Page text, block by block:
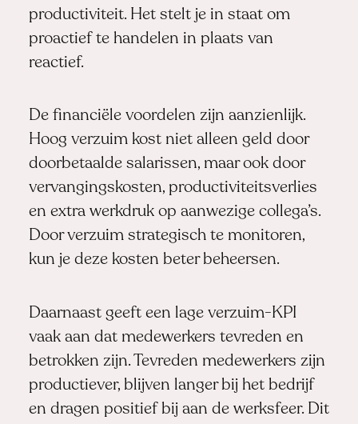
productiviteit. Het stelt je in staat om
proactief te handelen in plaats van
reactief.
De financiële voordelen zijn aanzienlijk.
Hoog verzuim kost niet alleen geld door
doorbetaalde salarissen, maar ook door
vervangingskosten, productiviteitsverlies
en extra werkdruk op aanwezige collega’s.
Door verzuim strategisch te monitoren,
kun je deze kosten beter beheersen.
Daarnaast geeft een lage verzuim-KPI
vaak aan dat medewerkers tevreden en
betrokken zijn. Tevreden medewerkers zijn
productiever, blijven langer bij het bedrijf
en dragen positief bij aan de werksfeer. Dit